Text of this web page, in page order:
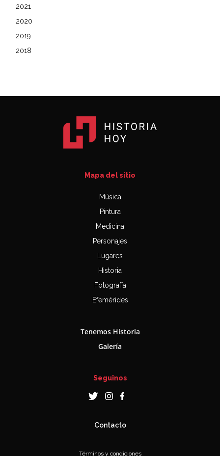
2021
2020
2019
2018
Mapa del sitio
Música
Pintura
Medicina
Personajes
Lugares
Historia
Fotografía
Efemérides
Tenemos Historia
Galería
Seguinos
Contacto
Términos y condiciones